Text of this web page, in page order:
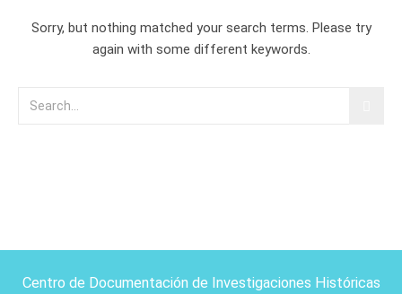
Sorry, but nothing matched your search terms. Please try
again with some different keywords.
Centro de Documentación de Investigaciones Históricas